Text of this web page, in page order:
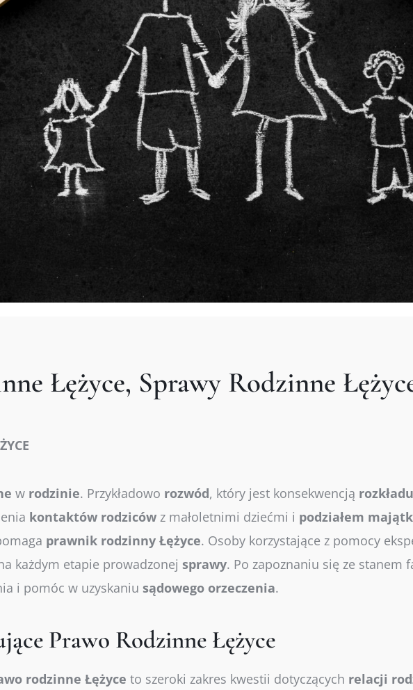
Łężyce, Sprawy Rodzinne
w rodzinie. Przykładowo rozwód, który jest konsekwencją rozkładu
kontaktów rodziców z małoletnimi dziećmi i podziałem
prawnik rodzinny Łężyce. Osoby korzystające z pomocy
każdym etapie prowadzonej sprawy. Po zapoznaniu się ze stanem
i pomóc w uzyskaniu sądowego orzeczenia.
Prawo Rodzinne Łężyce
rodzinne Łężyce to szeroki zakres kwestii dotyczących relacji